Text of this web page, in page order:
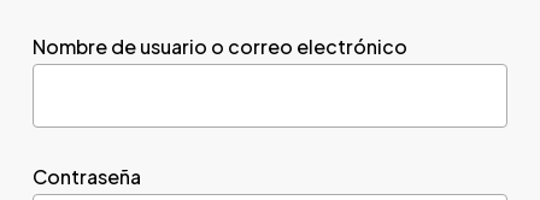
Nombre de usuario o correo electrónico
Contraseña